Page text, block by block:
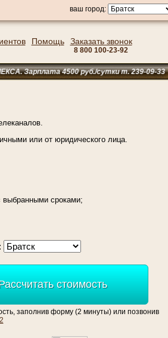
ваш город:
Помощь Заказать звонок
8 800 100-23-92
4500 руб./сутки т. 239-09-33
или от юридического лица.
выбранными сроками;
стоимость
заполнив форму (2 минуты) или позвонив